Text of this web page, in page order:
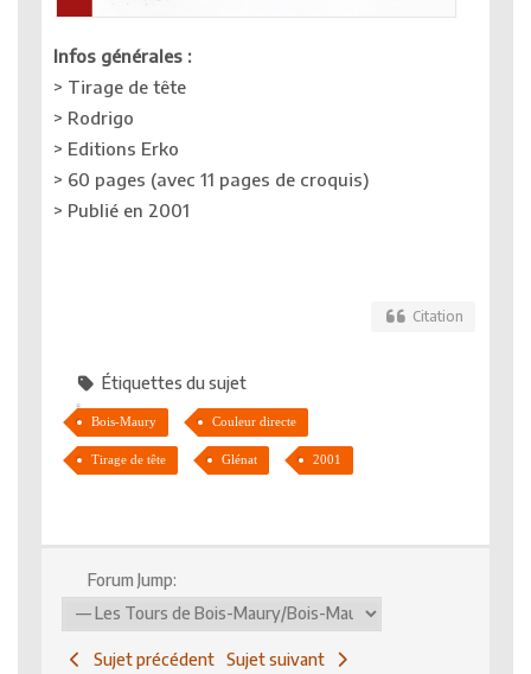
Infos générales :
> Tirage de tête
> Rodrigo
> Editions Erko
> 60 pages (avec 11 pages de croquis)
> Publié en 2001
Citation
Étiquettes du sujet
Bois-Maury Couleur directe
Tirage de tête Glénat 2001
Forum Jump:
Sujet précédent Sujet suivant